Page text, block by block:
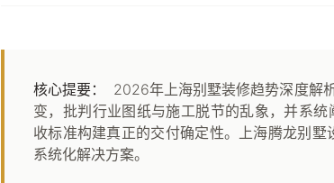
核心提要：
2026年上海别墅装修趋势深度解
变，批判行业图纸与施工脱节的乱象，并系
收标准构建真正的交付确定性。上海腾龙别
系统化解决方案。